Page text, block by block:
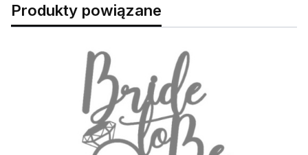
Produkty powiązane